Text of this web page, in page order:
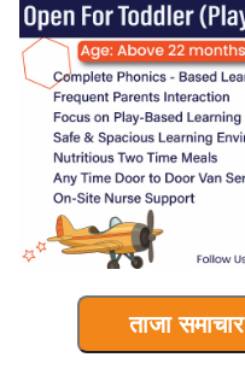
ताजा समाचार